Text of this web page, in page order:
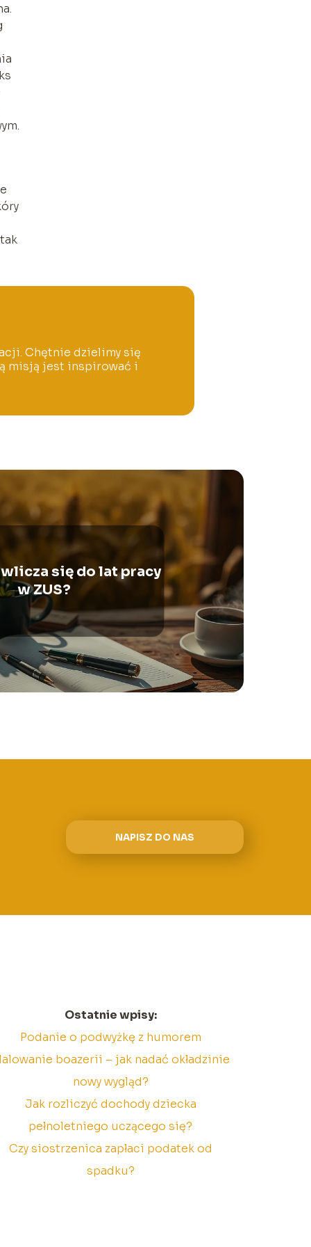
Chętnie dzielimy się
misją jest inspirować i
wlicza się do lat pracy
w ZUS?
NAPISZ DO NAS
Ostatnie wpisy:
Podanie o podwyżkę z humorem
boazerii – jak nadać okładzinie
nowy wygląd?
Jak rozliczyć dochody dziecka
pełnoletniego uczącego się?
Czy siostrzenica zapłaci podatek od
spadku?